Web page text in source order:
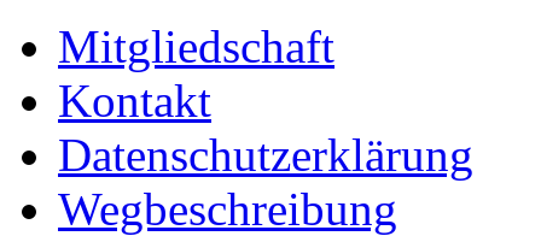
Mitgliedschaft
Kontakt
Datenschutzerklärung
Wegbeschreibung